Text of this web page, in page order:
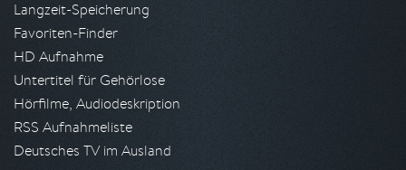
Langzeit-Speicherung
Favoriten-Finder
HD Aufnahme
Untertitel für Gehörlose
Hörfilme, Audiodeskription
RSS Aufnahmeliste
Deutsches TV im Ausland